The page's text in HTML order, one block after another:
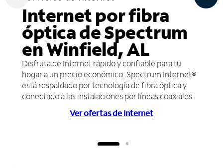
Internet por fibra
óptica de Spectrum
en Winfield, AL
Disfruta de Internet rápido y confiable para tu
hogar a un precio económico. Spectrum Internet®
está respaldado por tecnología de fibra óptica y
conectado a las instalaciones por líneas coaxiales.
Ver ofertas de Internet